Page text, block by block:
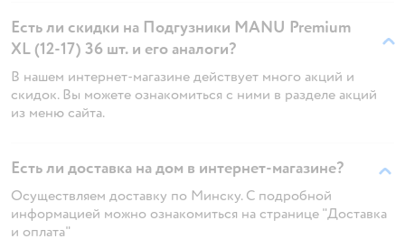
Есть ли скидки на Подгузники MANU Premium
XL (12-17) 36 шт. и его аналоги?
В нашем интернет-магазине действует много акций и
скидок. Вы можете ознакомиться с ними в разделе акций
из меню сайта.
Есть ли доставка на дом в интернет-магазине?
Осуществляем доставку по Минску. С подробной
информацией можно ознакомиться на странице "Доставка
и оплата"